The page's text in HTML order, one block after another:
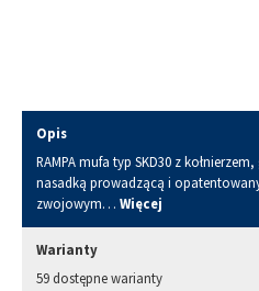
Opis
RAMPA mufa typ SKD30 z
nasadką prowadzącą i
zwojowym… Więcej
Warianty
59 dostępne warianty